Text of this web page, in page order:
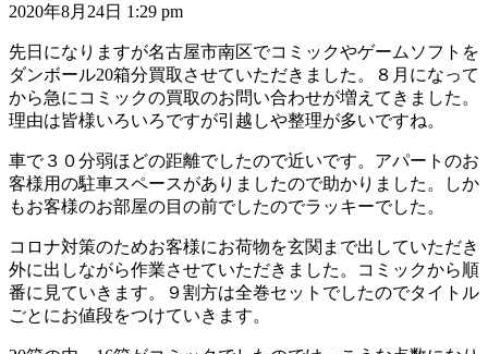
2020年8月24日 1:29 pm
先日になりますが名古屋市南区でコミックやゲームソフトを
ダンボール20箱分買取させていただきました。８月になって
から急にコミックの買取のお問い合わせが増えてきました。
理由は皆様いろいろですが引越しや整理が多いですね。
車で３０分弱ほどの距離でしたので近いです。アパートのお
客様用の駐車スペースがありましたので助かりました。しか
もお客様のお部屋の目の前でしたのでラッキーでした。
コロナ対策のためお客様にお荷物を玄関まで出していただき
外に出しながら作業させていただきました。コミックから順
番に見ていきます。９割方は全巻セットでしたのでタイトル
ごとにお値段をつけていきます。